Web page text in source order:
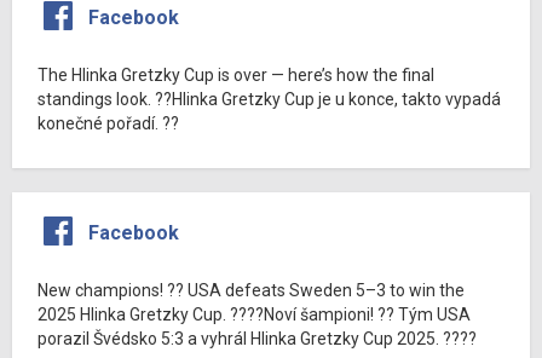
Facebook
The Hlinka Gretzky Cup is over — here’s how the final
standings look. ??Hlinka Gretzky Cup je u konce, takto vypadá
konečné pořadí. ??
Facebook
New champions! ?? USA defeats Sweden 5–3 to win the
2025 Hlinka Gretzky Cup. ????Noví šampioni! ?? Tým USA
porazil Švédsko 5:3 a vyhrál Hlinka Gretzky Cup 2025. ????